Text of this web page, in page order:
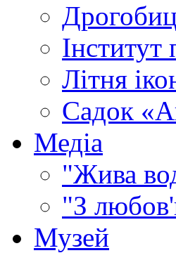
Інститут
Літня
Садок
Медіа
"Жива
"З
Музей